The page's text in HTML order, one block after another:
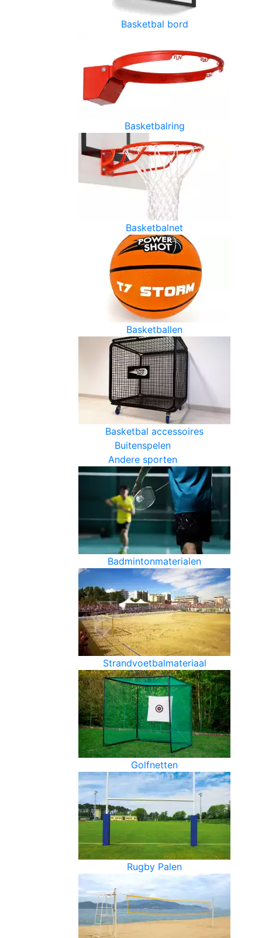
Basketbal bord
Basketbalring
Basketbalnet
Basketballen
Basketbal accessoires
Buitenspelen
Andere sporten
Badmintonmaterialen
Strandvoetbalmateriaal
Golfnetten
Rugby Palen